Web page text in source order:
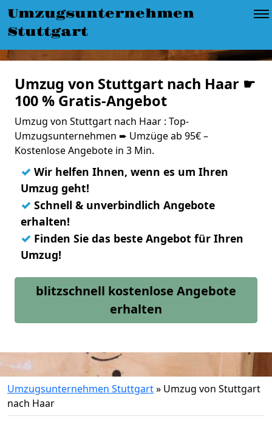
Umzugsunternehmen
Stuttgart
Umzug von Stuttgart nach Haar ☛
100 % Gratis-Angebot
Umzug von Stuttgart nach Haar : Top-
Umzugsunternehmen ➨ Umzüge ab 95€ –
Kostenlose Angebote in 3 Min.
✓ Wir helfen Ihnen, wenn es um Ihren
Umzug geht!
✓ Schnell & unverbindlich Angebote
erhalten!
✓ Finden Sie das beste Angebot für Ihren
Umzug!
blitzschnell kostenlose Angebote
erhalten
Umzugsunternehmen Stuttgart» Umzug von Stuttgart
nach Haar